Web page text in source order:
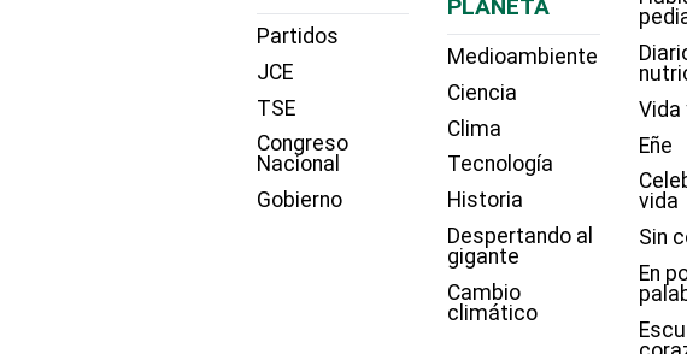
Partidos
JCE
TSE
Congreso
Nacional
Gobierno
PLANETA
Medioambiente
Ciencia
Clima
Tecnología
Historia
Despertando al
gigante
Cambio
climático
Vida
Eñe
vida
Sin
En